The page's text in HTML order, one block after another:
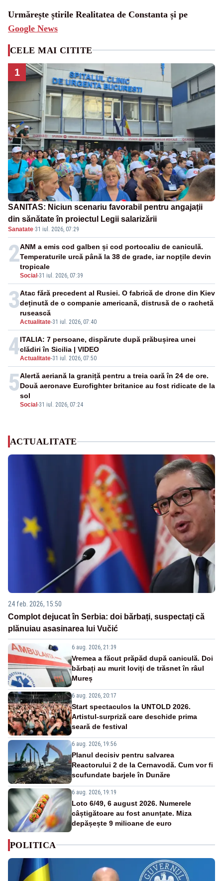
Urmărește știrile Realitatea de Constanta și pe
Google News
CELE MAI CITITE
1
SANITAS: Niciun scenariu favorabil pentru angajații
din sănătate în proiectul Legii salarizării
Sanatate·31 iul. 2026, 07:29
2
Social -31 iul. 2026, 07:39
ANM a emis cod galben și cod portocaliu de caniculă.
Temperaturile urcă până la 38 de grade, iar nopțile devin
tropicale
3
Actualitate-31 iul. 2026, 07:40
Atac fără precedent al Rusiei. O fabrică de drone din Kiev
deținută de o companie americană, distrusă de o rachetă
rusească
4Actualitate-31 iul. 2026, 07:50
ITALIA: 7 persoane, dispărute după prăbușirea unei
clădiri în Sicilia | VIDEO
5
Social -31 iul. 2026, 07:24
Alertă aeriană la graniță pentru a treia oară în 24 de ore.
Două aeronave Eurofighter britanice au fost ridicate de la
sol
ACTUALITATE
24 feb. 2026, 15:50
Complot dejucat în Serbia: doi bărbați, suspectați că
plănuiau asasinarea lui Vučić
6 aug. 2026, 21:39
Vremea a făcut prăpăd după caniculă. Doi
bărbați au murit loviți de trăsnet în râul
Mureș
6 aug. 2026, 20:17
Start spectaculos la UNTOLD 2026.
Artistul-surpriză care deschide prima
seară de festival
6 aug. 2026, 19:56
Planul decisiv pentru salvarea
Reactorului 2 de la Cernavodă. Cum vor fi
scufundate barjele în Dunăre
6 aug. 2026, 19:19
Loto 6/49, 6 august 2026. Numerele
câștigătoare au fost anunțate. Miza
depășește 9 milioane de euro
POLITICA